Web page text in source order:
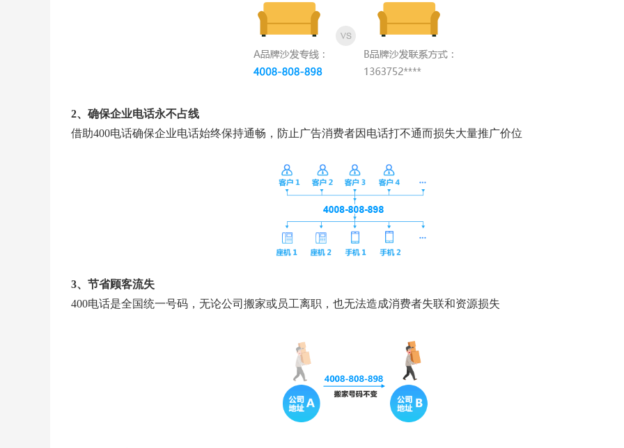
2、确保企业电话永不占线
借助400电话确保企业电话始终保持通畅，防止广告消费者因电话打不通而损失大量推广价位
3、节省顾客流失
400电话是全国统一号码，无论公司搬家或员工离职，也无法造成消费者失联和资源损失